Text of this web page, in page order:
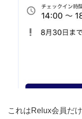
これはRelux会員だ